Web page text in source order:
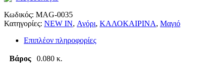
Κωδικός: MAG-0035
Κατηγορίες: NEW IN, Αγόρι, ΚΑΛΟΚΑΙΡΙΝΑ, Μαγιό
Επιπλέον πληροφορίες
Βάρος 0.080 κ.